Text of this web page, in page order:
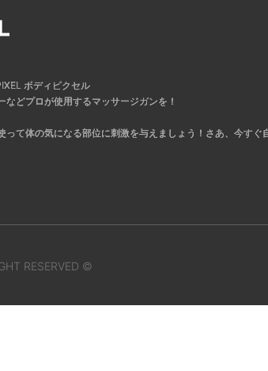
ボディピクセル
などプロが使用するマッサージガンを！
って体の気になる部位に刺激を与えましょう！さあ、今すぐ
RESERVED ©